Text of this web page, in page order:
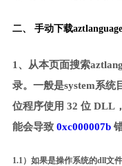
二、 手动下载
1、从本页面搜索
录。一般是system系统
位程序使用 32 位 DLL
能会导致 0xc000007b
1.1）如果是操作系统的dll文